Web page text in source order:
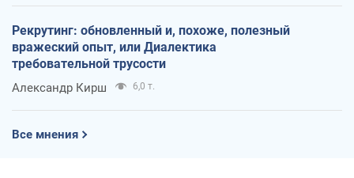
Рекрутинг: обновленный и, похоже, полезный
вражеский опыт, или Диалектика
требовательной трусости
Александр Кирш 6,0 т.
Все мнения